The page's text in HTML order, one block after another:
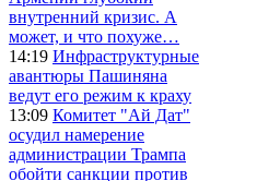
внутренний кризис. А
может, и что похуже…
14:19 Инфраструктурные
авантюры Пашиняна
ведут его режим к краху
13:09 Комитет "Ай Дат"
осудил намерение
администрации Трампа
обойти санкции против